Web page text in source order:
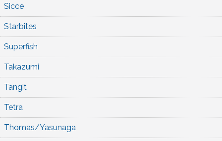
Sicce
Starbites
Superfish
Takazumi
Tangit
Tetra
Thomas/Yasunaga